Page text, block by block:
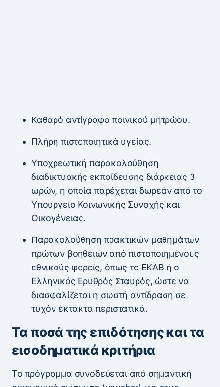
Καθαρό αντίγραφο ποινικού μητρώου.
Πλήρη πιστοποιητικά υγείας.
Υποχρεωτική παρακολούθηση
διαδικτυακής εκπαίδευσης διάρκειας 3
ωρών, η οποία παρέχεται δωρεάν από το
Υπουργείο Κοινωνικής Συνοχής και
Οικογένειας.
Παρακολούθηση πρακτικών μαθημάτων
πρώτων βοηθειών από πιστοποιημένους
εθνικούς φορείς, όπως το ΕΚΑΒ ή ο
Ελληνικός Ερυθρός Σταυρός, ώστε να
διασφαλίζεται η σωστή αντίδραση σε
τυχόν έκτακτα περιστατικά.
Τα ποσά της επιδότησης και τα
εισοδηματικά κριτήρια
Το πρόγραμμα συνοδεύεται από σημαντική